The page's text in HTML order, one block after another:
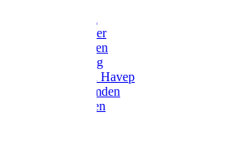
Bodywarmer
Werkbroeken
Zaagkleding
Werkjassen Havep
Thermohemden
Overhemden